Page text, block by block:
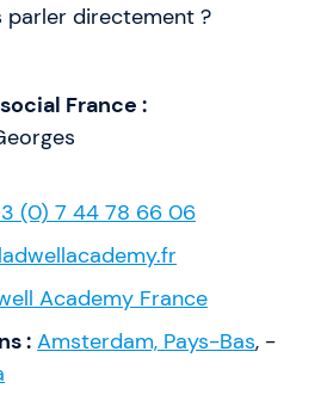
parler directement ?
France :
(0) 7 44 78 66 06
Academy France
: Amsterdam, Pays-Bas, -